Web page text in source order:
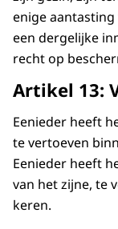
voor
De
College
tekst
enige aantasting
een dergelijke
recht op
Artikel 13:
Eenieder heeft
te vertoeven
Eenieder heeft
van het zijne, te
keren.